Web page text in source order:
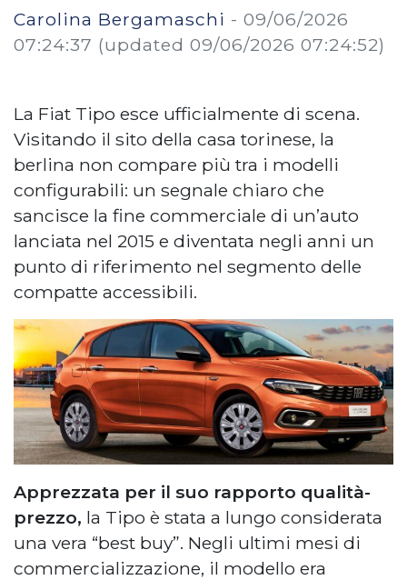
Carolina Bergamaschi - 09/06/2026
07:24:37 (updated 09/06/2026 07:24:52)
La Fiat Tipo esce ufficialmente di scena.
Visitando il sito della casa torinese, la
berlina non compare più tra i modelli
configurabili: un segnale chiaro che
sancisce la fine commerciale di un’auto
lanciata nel 2015 e diventata negli anni un
punto di riferimento nel segmento delle
compatte accessibili.
Apprezzata per il suo rapporto qualità-
prezzo, la Tipo è stata a lungo considerata
una vera “best buy”. Negli ultimi mesi di
commercializzazione, il modello era